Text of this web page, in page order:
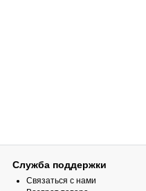
Служба поддержки
Связаться с нами